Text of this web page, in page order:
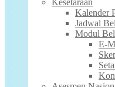
Kesetaraan
Kalender
Jadwal
Modul
E-